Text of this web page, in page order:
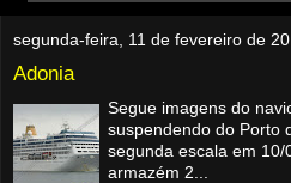
segunda-feira, 11 de fevereiro de
Adonia
Segue imagens do
suspendendo do Porto
segunda escala em
armazém 2...